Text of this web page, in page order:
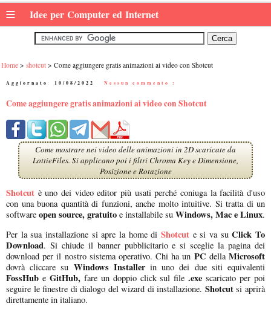
≡ Idee per Computer ed Internet
Home shotcut Come aggiungere gratis animazioni ai video con Shotcut
Aggiornato: 10/08/2022 Nessun commento :
Come aggiungere gratis animazioni ai video con Shotcut
Come mostrare nei video delle animazioni in 2D scaricate da
LottieFiles. Si applicano poi i filtri Chroma Key e Dimensione,
Posizione e Rotazione
Shotcut è uno dei video editor più usati perché coniuga la facilità d'uso
con una buona quantità di funzioni, anche molto intuitive. Si tratta di un
software open source, gratuito e installabile su Windows, Mac e Linux.
Per la sua installazione si apre la home di Shotcut e si va suClick To
Download. Si chiude il banner pubblicitario e si sceglie la pagina dei
download per il nostro sistema operativo. Chi ha un PC dellaMicrosoft
dovrà cliccare su Windows Installerin uno dei due siti equivalenti
FossHub e GitHub, fare un doppio click sul file.exe scaricato per poi
seguire le finestre di dialogo del wizard di installazione. Shotcutsi aprirà
direttamente in italiano.